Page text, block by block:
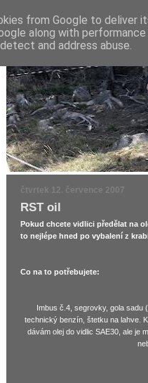
čtvrtek 12. července 2007
RST oil
Pokud chcete vidlici předělat na
to nejlépe hned po vybalení z
Co na to potřebujete:
Imbus č.4, segrovky, gola
technický benzín, štetku na lahve.
dávám olej do vidlic SAE30, ale je
from Google to deliver
along with
and address abuse.